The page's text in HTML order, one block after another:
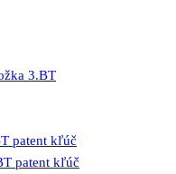
3.BT
patent kľúč
patent kľúč